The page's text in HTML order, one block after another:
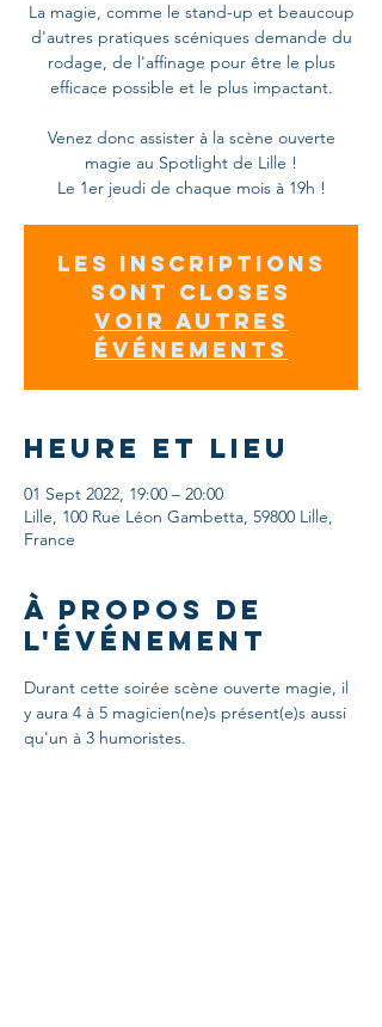
La magie, comme le stand-up et beaucoup
d'autres pratiques scéniques demande du
rodage, de l'affinage pour être le plus
efficace possible et le plus impactant.
Venez donc assister à la scène ouverte
magie au Spotlight de Lille !
Le 1er jeudi de chaque mois à 19h !
Les inscriptions
sont closes
Voir autres
événements
Heure et lieu
01 Sept 2022, 19:00 – 20:00
Lille, 100 Rue Léon Gambetta, 59800 Lille,
France
À propos de
l'événement
Durant cette soirée scène ouverte magie, il
y aura 4 à 5 magicien(ne)s présent(e)s aussi
qu'un à 3 humoristes.